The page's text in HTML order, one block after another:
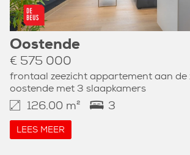
Oostende
€ 575 000
frontaal zeezicht appartement aan de
oostende met 3 slaapkamers
126.00 m² 3
LEES MEER